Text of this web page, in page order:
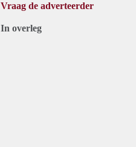
Vraag de adverteerder
In overleg